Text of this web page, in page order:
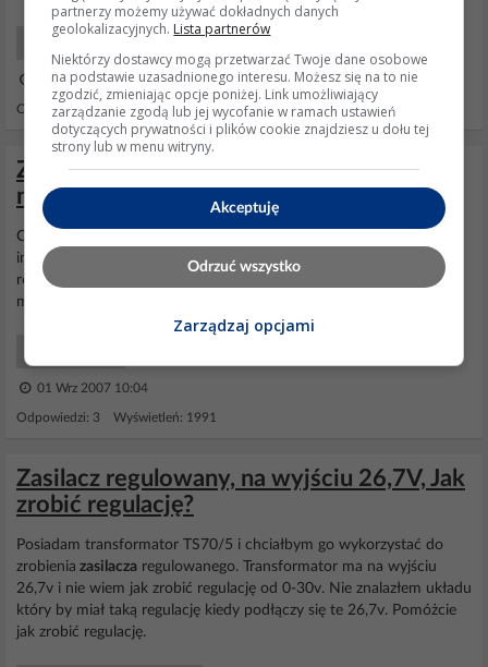
21 Lis 2022 07:50
Odpowiedzi: 6 Wyświetleń: 1026
Zasilacz impulsowy - możliwość regulacji
napięcia wyj.?
Czy istnieje możliwosc regulacji napięcia wyjsciowego
impulsowego?Co sie stanie gdy na wyjscie takiego
,włacze
regulator napiecia np.LM317.Potrzebne napiecie 0-10VDC,prad
max.500mA.Zgóry dziekuje za podpowiedz.
01 Wrz 2007 10:04
Odpowiedzi: 3 Wyświetleń: 1991
Zasilacz regulowany, na wyjściu 26,7V, Jak
zrobić regulację?
Posiadam transformator TS70/5 i chciałbym go wykorzystać do
zrobienia zasilacza regulowanego. Transformator ma na wyjściu
26,7v i nie wiem jak zrobić regulację od 0-30v. Nie znalazłem układu
który by miał taką regulację kiedy podłączy się te 26,7v. Pomóżcie
jak zrobić regulację.
partnerzy możemy używać dokładnych danych
geolokalizacyjnych. Lista partnerów
Niektórzy dostawcy mogą przetwarzać Twoje dane osobowe
na podstawie uzasadnionego interesu. Możesz się na to nie
zgodzić, zmieniając opcje poniżej. Link umożliwiający
zarządzanie zgodą lub jej wycofanie w ramach ustawień
dotyczących prywatności i plików cookie znajdziesz u dołu tej
strony lub w menu witryny.
Akceptuję
Odrzuć wszystko
Zarządzaj opcjami